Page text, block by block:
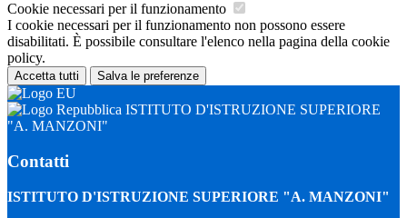
Cookie necessari per il funzionamento
I cookie necessari per il funzionamento non possono essere
disabilitati. È possibile consultare l'elenco nella pagina della cookie
policy.
Accetta tutti Salva le preferenze
ISTITUTO D'ISTRUZIONE SUPERIORE
"A. MANZONI"
Contatti
ISTITUTO D'ISTRUZIONE SUPERIORE "A. MANZONI"